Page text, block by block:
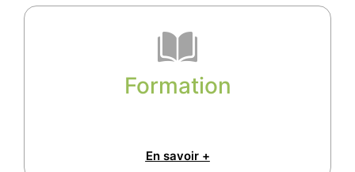
Formation
En savoir +